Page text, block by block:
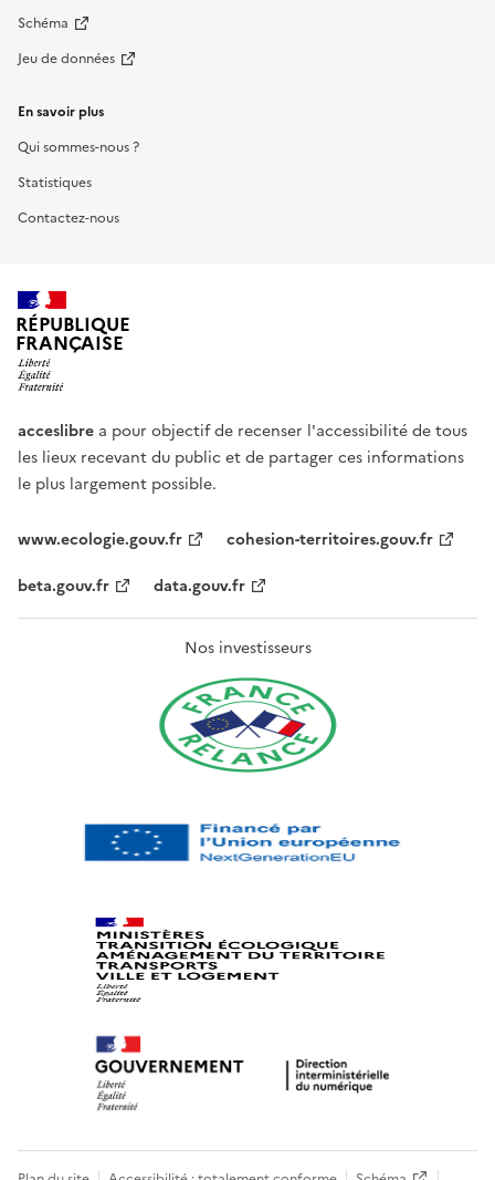
Schéma
Jeu de données
En savoir plus
Qui sommes-nous ?
Statistiques
Contactez-nous
RÉPUBLIQUE
FRANÇAISE
acceslibre a pour objectif de recenser l'accessibilité de tous
les lieux recevant du public et de partager ces informations
le plus largement possible.
www.ecologie.gouv.fr
cohesion-territoires.gouv.fr
beta.gouv.fr
data.gouv.fr
Nos investisseurs